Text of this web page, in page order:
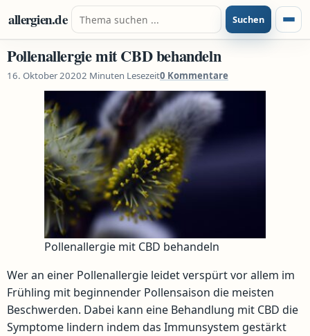
Zum Inhalt springen
allergien.de Suche nach: Suchen
Pollenallergie mit CBD behandeln
16. Oktober 20202 Minuten Lesezeit0 Kommentare
Pollenallergie mit CBD behandeln
Wer an einer Pollenallergie leidet verspürt vor allem im
Frühling mit beginnender Pollensaison die meisten
Beschwerden. Dabei kann eine Behandlung mit CBD die
Symptome lindern indem das Immunsystem gestärkt